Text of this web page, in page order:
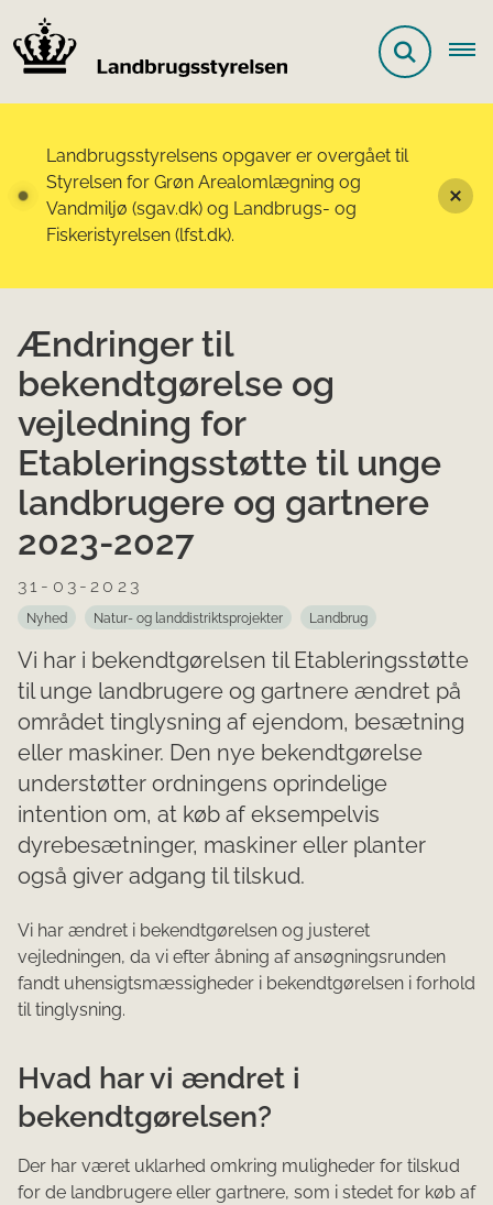
Landbrugsstyrelsens opgaver er overgået til
Styrelsen for Grøn Arealomlægning og
Vandmiljø (sgav.dk) og Landbrugs- og
Fiskeristyrelsen (lfst.dk).
Ændringer til
bekendtgørelse og
vejledning for
Etableringsstøtte til unge
landbrugere og gartnere
2023-2027
31-03-2023
Nyhed Natur- og landdistriktsprojekter Landbrug
Vi har i bekendtgørelsen til Etableringsstøtte
til unge landbrugere og gartnere ændret på
området tinglysning af ejendom, besætning
eller maskiner. Den nye bekendtgørelse
understøtter ordningens oprindelige
intention om, at køb af eksempelvis
dyrebesætninger, maskiner eller planter
også giver adgang til tilskud.
Vi har ændret i bekendtgørelsen og justeret
vejledningen, da vi efter åbning af ansøgningsrunden
fandt uhensigtsmæssigheder i bekendtgørelsen i forhold
til tinglysning.
Hvad har vi ændret i
bekendtgørelsen?
Der har været uklarhed omkring muligheder for tilskud
for de landbrugere eller gartnere, som i stedet for køb af